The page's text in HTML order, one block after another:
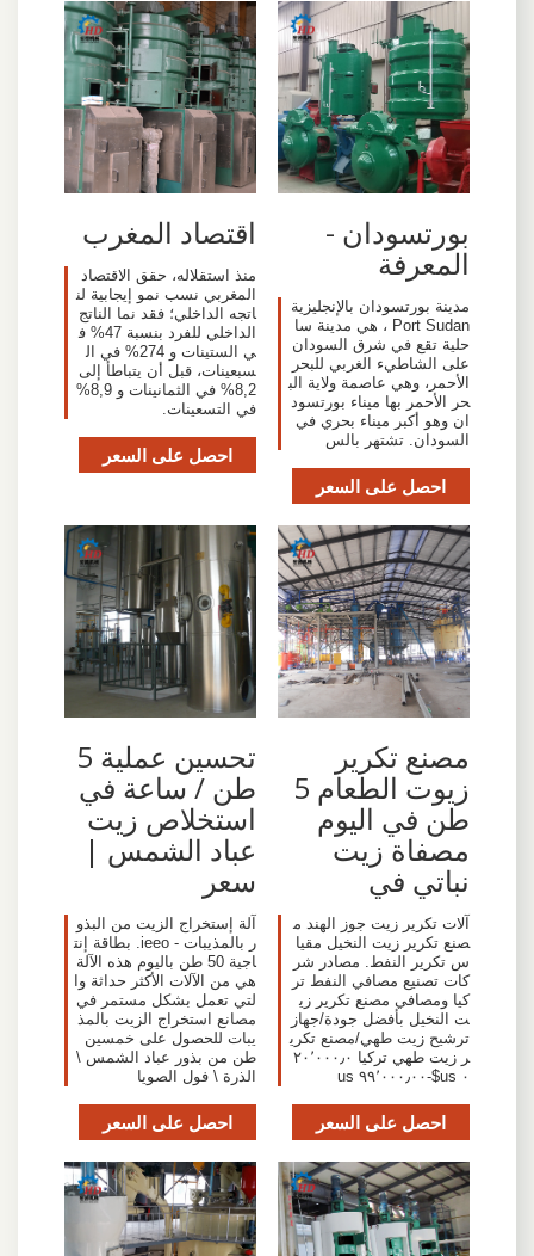
بورتسودان -
المعرفة
مدينة بورتسودان بالإنجليزية
Port Sudan ، هي مدينة سا
حلية تقع في شرق السودان
على الشاطيء الغربي للبحر
الأحمر، وهي عاصمة ولاية الب
حر الأحمر بها ميناء بورتسود
ان وهو أكبر ميناء بحري في
السودان. تشتهر بالس
احصل على السعر
اقتصاد المغرب
منذ استقلاله، حقق الاقتصاد
المغربي نسب نمو إيجابية لن
اتجه الداخلي؛ فقد نما الناتج
الداخلي للفرد بنسبة 47% ف
ي الستينات و 274% في ال
سبعينات، قبل أن يتباطأ إلى
8,2% في الثمانينات و 8,9%
في التسعينات.
احصل على السعر
مصنع تكرير
زيوت الطعام 5
طن في اليوم
مصفاة زيت
نباتي في
آلات تكرير زيت جوز الهند م
صنع تكرير زيت النخيل مقيا
س تكرير النفط. مصادر شر
كات تصنيع مصافي النفط تر
كيا ومصافي مصنع تكرير زي
ت النخيل بأفضل جودة/جهاز
ترشيح زيت طهي/مصنع تكري
ر زيت طهي تركيا ٢٠٬٠٠٠٫٠
٠ us$-٩٩٬٠٠٠٫٠٠ us
احصل على السعر
تحسين عملية 5
طن / ساعة في
استخلاص زيت
عباد الشمس |
سعر
آلة إستخراج الزيت من البذو
ر بالمذيبات - ieeo. بطاقة إنت
اجية 50 طن باليوم هذه الآلة
هي من الآلات الأكثر حداثة وا
لتي تعمل بشكل مستمر في
مصانع استخراج الزيت بالمذ
يبات للحصول على خمسين
طن من بذور عباد الشمس \
الذرة \ فول الصويا
احصل على السعر